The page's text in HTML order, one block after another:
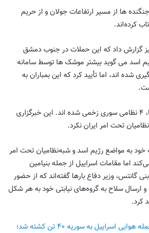
ها از مسیر ارتفاعات جولان و از حریم
کرده‌اند.
گزارش داد که این حملات در جنوب دمشق
اسد می گوید بیشتر موشک ها توسط سامانه
شده اند، اما تأیید کرد که این بمباران به
بر اساس اطلاعات سانا، ۴ نظامی سوری زخمی شده اند. این خبرگزاری
تحت امر ایران نکرد.
خود به مواضع رژیم اسد و شبه‌نظامیان تحت امر
اما مقامات اسراییل از جمله بنیامین
گانتس، وزیر دفاع بارها گفته‌اند که از حضور
و ارسال سلاح به گروه‌های نیابتی خود به هر شکل
کرد.
در حمله هوایی اسراییل به سوریه ۴۰ تن کشته شد؛